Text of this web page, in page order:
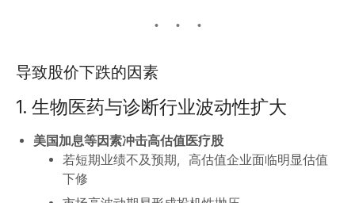
导致股价下跌的因素
1. 生物医药与诊断行业波动性扩大
美国加息等因素冲击高估值医疗股
若短期业绩不及预期，高估值企业面临明显估值
下修